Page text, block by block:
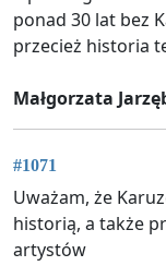
ponad 30 lat bez
przecież historia
Małgorzata
#1071
Uważam, że
historią, a także
artystów